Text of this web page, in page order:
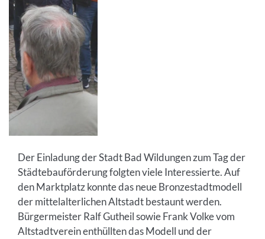
Der Einladung der Stadt Bad Wildungen zum Tag der
Städtebauförderung folgten viele Interessierte. Auf
den Marktplatz konnte das neue Bronzestadtmodell
der mittelalterlichen Altstadt bestaunt werden.
Bürgermeister Ralf Gutheil sowie Frank Volke vom
Altstadtverein enthüllten das Modell und der